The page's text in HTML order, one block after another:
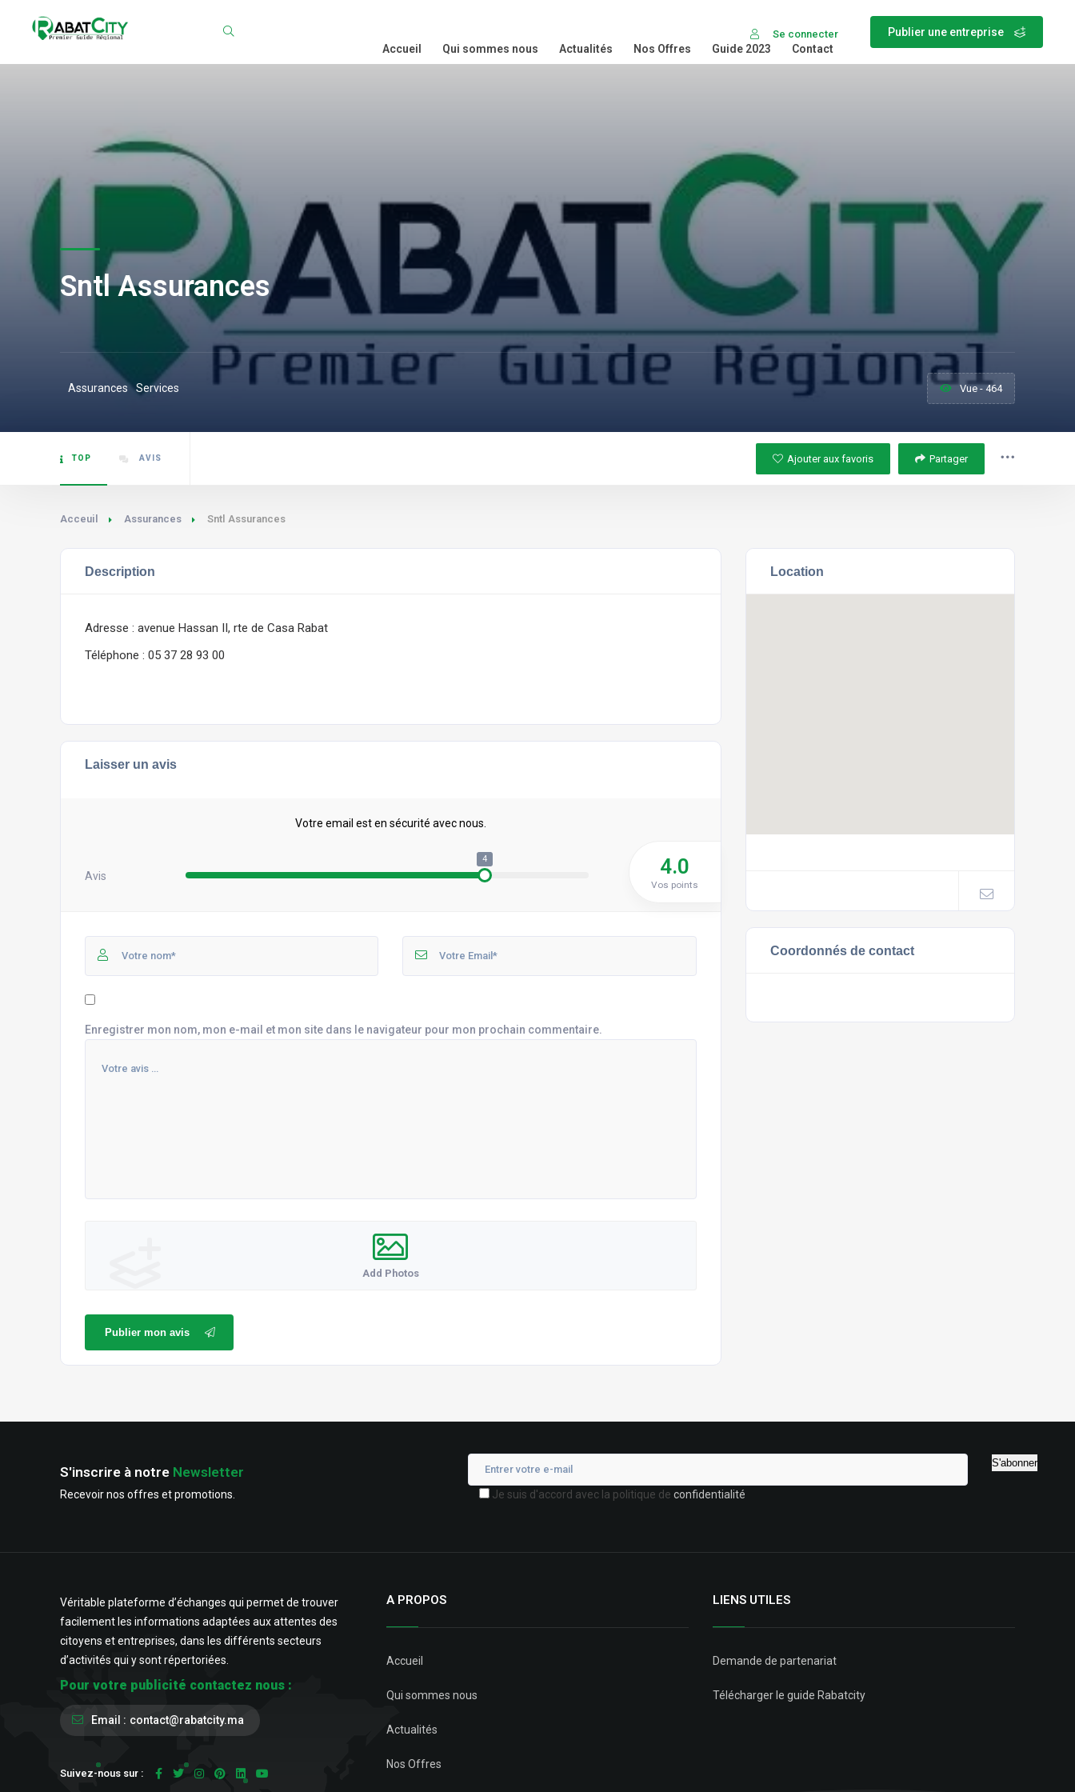
Publier une entreprise
Se connecter
Accueil Qui sommes nous Actualités Nos Offres Guide 2023 Contact
Sntl Assurances
Assurances Services Vue - 464
TOP AVIS Ajouter aux favoris Partager
Acceuil Assurances Sntl Assurances
Description
Adresse : avenue Hassan II, rte de Casa Rabat
Téléphone : 05 37 28 93 00
Laisser un avis
Votre email est en sécurité avec nous.
Avis
4 4.0
Vos points
Enregistrer mon nom, mon e-mail et mon site dans le navigateur pour mon prochain commentaire.
Add Photos
Publier mon avis
Location
Coordonnés de contact
S'inscrire à notre Newsletter
Recevoir nos offres et promotions. Je suis d'accord avec la politique de confidentialité
Véritable plateforme d’échanges qui permet de trouver
facilement les informations adaptées aux attentes des
citoyens et entreprises, dans les différents secteurs
d’activités qui y sont répertoriées.
Pour votre publicité contactez nous :
Email : contact@rabatcity.ma
Suivez-nous sur :
A PROPOS
Accueil
Qui sommes nous
Actualités
Nos Offres
LIENS UTILES
Demande de partenariat
Télécharger le guide Rabatcity